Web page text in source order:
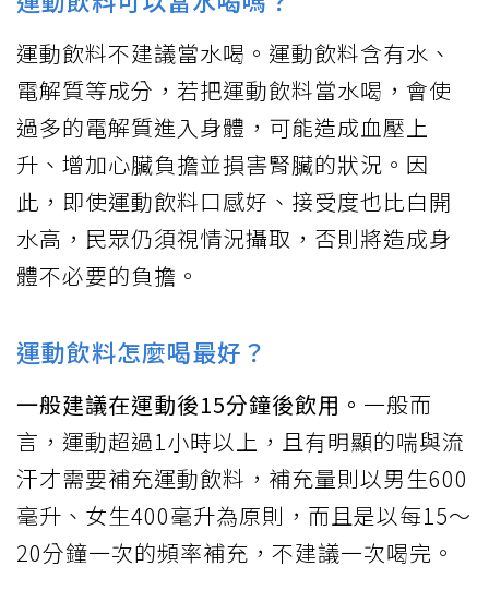
運動飲料不建議當水喝。運動飲料含有水、
電解質等成分，若把運動飲料當水喝，會使
過多的電解質進入身體，可能造成血壓上
升、增加心臟負擔並損害腎臟的狀況。因
此，即使運動飲料口感好、接受度也比白開
水高，民眾仍須視情況攝取，否則將造成身
體不必要的負擔。
運動飲料怎麼喝最好？
一般建議在運動後15分鐘後飲用。 一般而
言，運動超過1小時以上，且有明顯的喘與流
汗才需要補充運動飲料，補充量則以男生600
毫升、女生400毫升為原則，而且是以每15～
20分鐘一次的頻率補充，不建議一次喝完。